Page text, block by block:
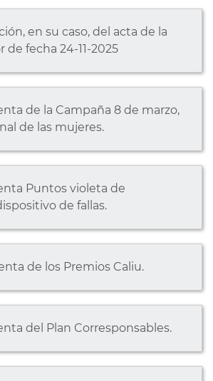
en su caso, del acta de la
de fecha 24-11-2025
de la Campaña 8 de marzo,
de las mujeres.
Puntos violeta de
de fallas.
de los Premios Caliu.
del Plan Corresponsables.